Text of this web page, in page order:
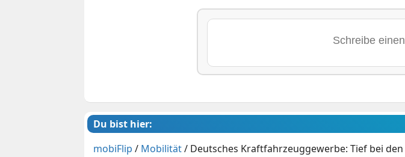
Du bist hier:
mobiFlip / Mobilität/ Deutsches Kraftfahrzeuggewerbe: Tief bei